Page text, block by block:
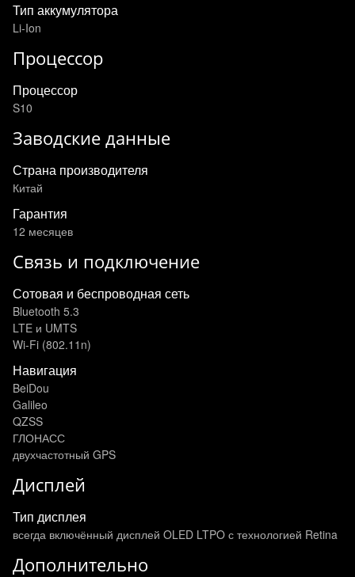
Тип аккумулятора
Li-Ion
Процессор
Процессор
S10
Заводские данные
Страна производителя
Китай
Гарантия
12 месяцев
Связь и подключение
Сотовая и беспроводная сеть
Bluetooth 5.3
LTE и UMTS
Wi-Fi (802.11n)
Навигация
BeiDou
Galileo
QZSS
ГЛОНАСС
двухчастотный GPS
Дисплей
Тип дисплея
всегда включённый дисплей OLED LTPO с технологией Retina
Дополнительно